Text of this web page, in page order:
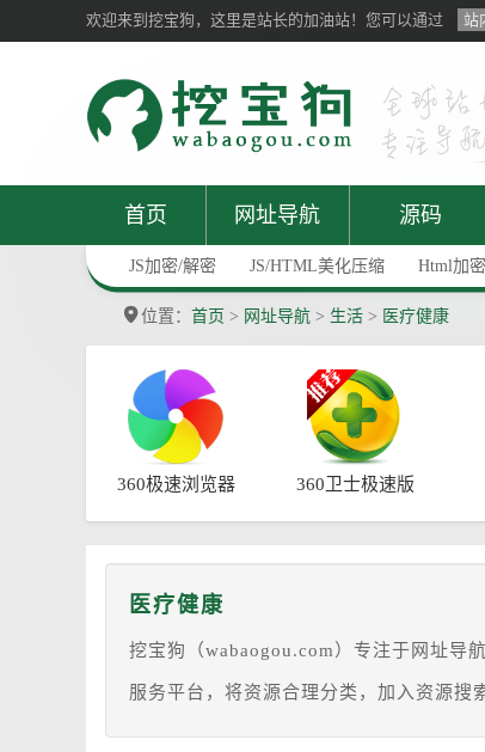
欢迎来到挖宝狗，这里是站长的加油站！您可以通过 站
首页 网址导航 源码
JS加密/解密 JS/HTML美化压缩 Html加
位置： 首页 > 网址导航 > 生活 > 医疗健康
360极速浏览器 360卫士极速版
医疗健康
挖宝狗（wabaogou.com）专注于网址导
服务平台，将资源合理分类，加入资源搜